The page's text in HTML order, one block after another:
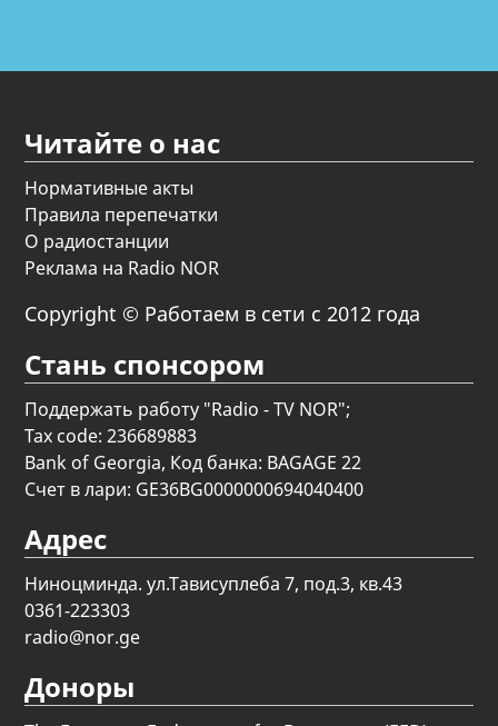
Читайте о нас
Нормативные акты
Правила перепечатки
О радиостанции
Реклама на Radio NOR
Copyright © Работаем в сети с 2012 года
Стань спонсором
Поддержать работу "Radio - TV NOR";
Tax code: 236689883
Bank of Georgia, Код банка: BAGAGE 22
Счет в лари: GE36BG0000000694040400
Адрес
Ниноцминда. ул.Тависуплеба 7, под.3, кв.43
0361-223303
radio@nor.ge
Доноры